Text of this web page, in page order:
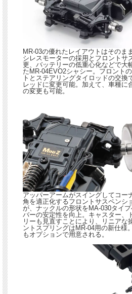
MR-03の優れたレイアウトはそのま
シレスモーターの採用とフロントサ
更、バッテリーの低重心化などで大
たMR-04EVO2シャシー。フロント
トとステアリングタイロッドの交換
レッドに変更可能。加えて、車種に
の変更も可能。
アッパーアームがスイングしてコー
角を適正化するフロントサスペンシ
が、ナックルの形状をMA-030タイ
バーの安定性を向上。キャスター、
リーも見直すことにより、リニアな
ントスプリングはMR-04用の新仕様
もオプションで用意される。